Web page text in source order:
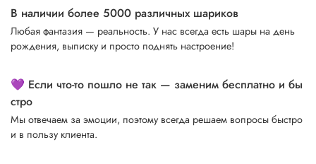
В наличии более 5000 различных шариков
Любая фантазия — реальность. У нас всегда есть шары на день
рождения, выписку и просто поднять настроение!
💜 Если что-то пошло не так — заменим бесплатно и бы
стро
Мы отвечаем за эмоции, поэтому всегда решаем вопросы быстро
и в пользу клиента.